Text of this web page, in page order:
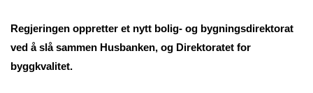
Regjeringen oppretter et nytt bolig- og bygningsdirektorat
ved å slå sammen Husbanken, og Direktoratet for
byggkvalitet.